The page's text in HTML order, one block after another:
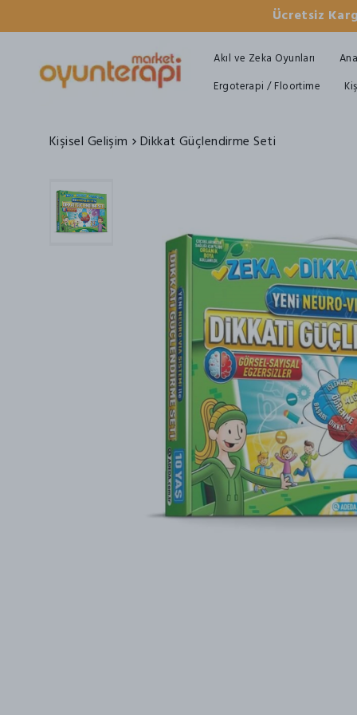
Ücretsiz
Akıl ve Zeka Oyunları
Ergoterapi / Floortime
Kişisel Gelişim Dikkat Güçlendirme Seti